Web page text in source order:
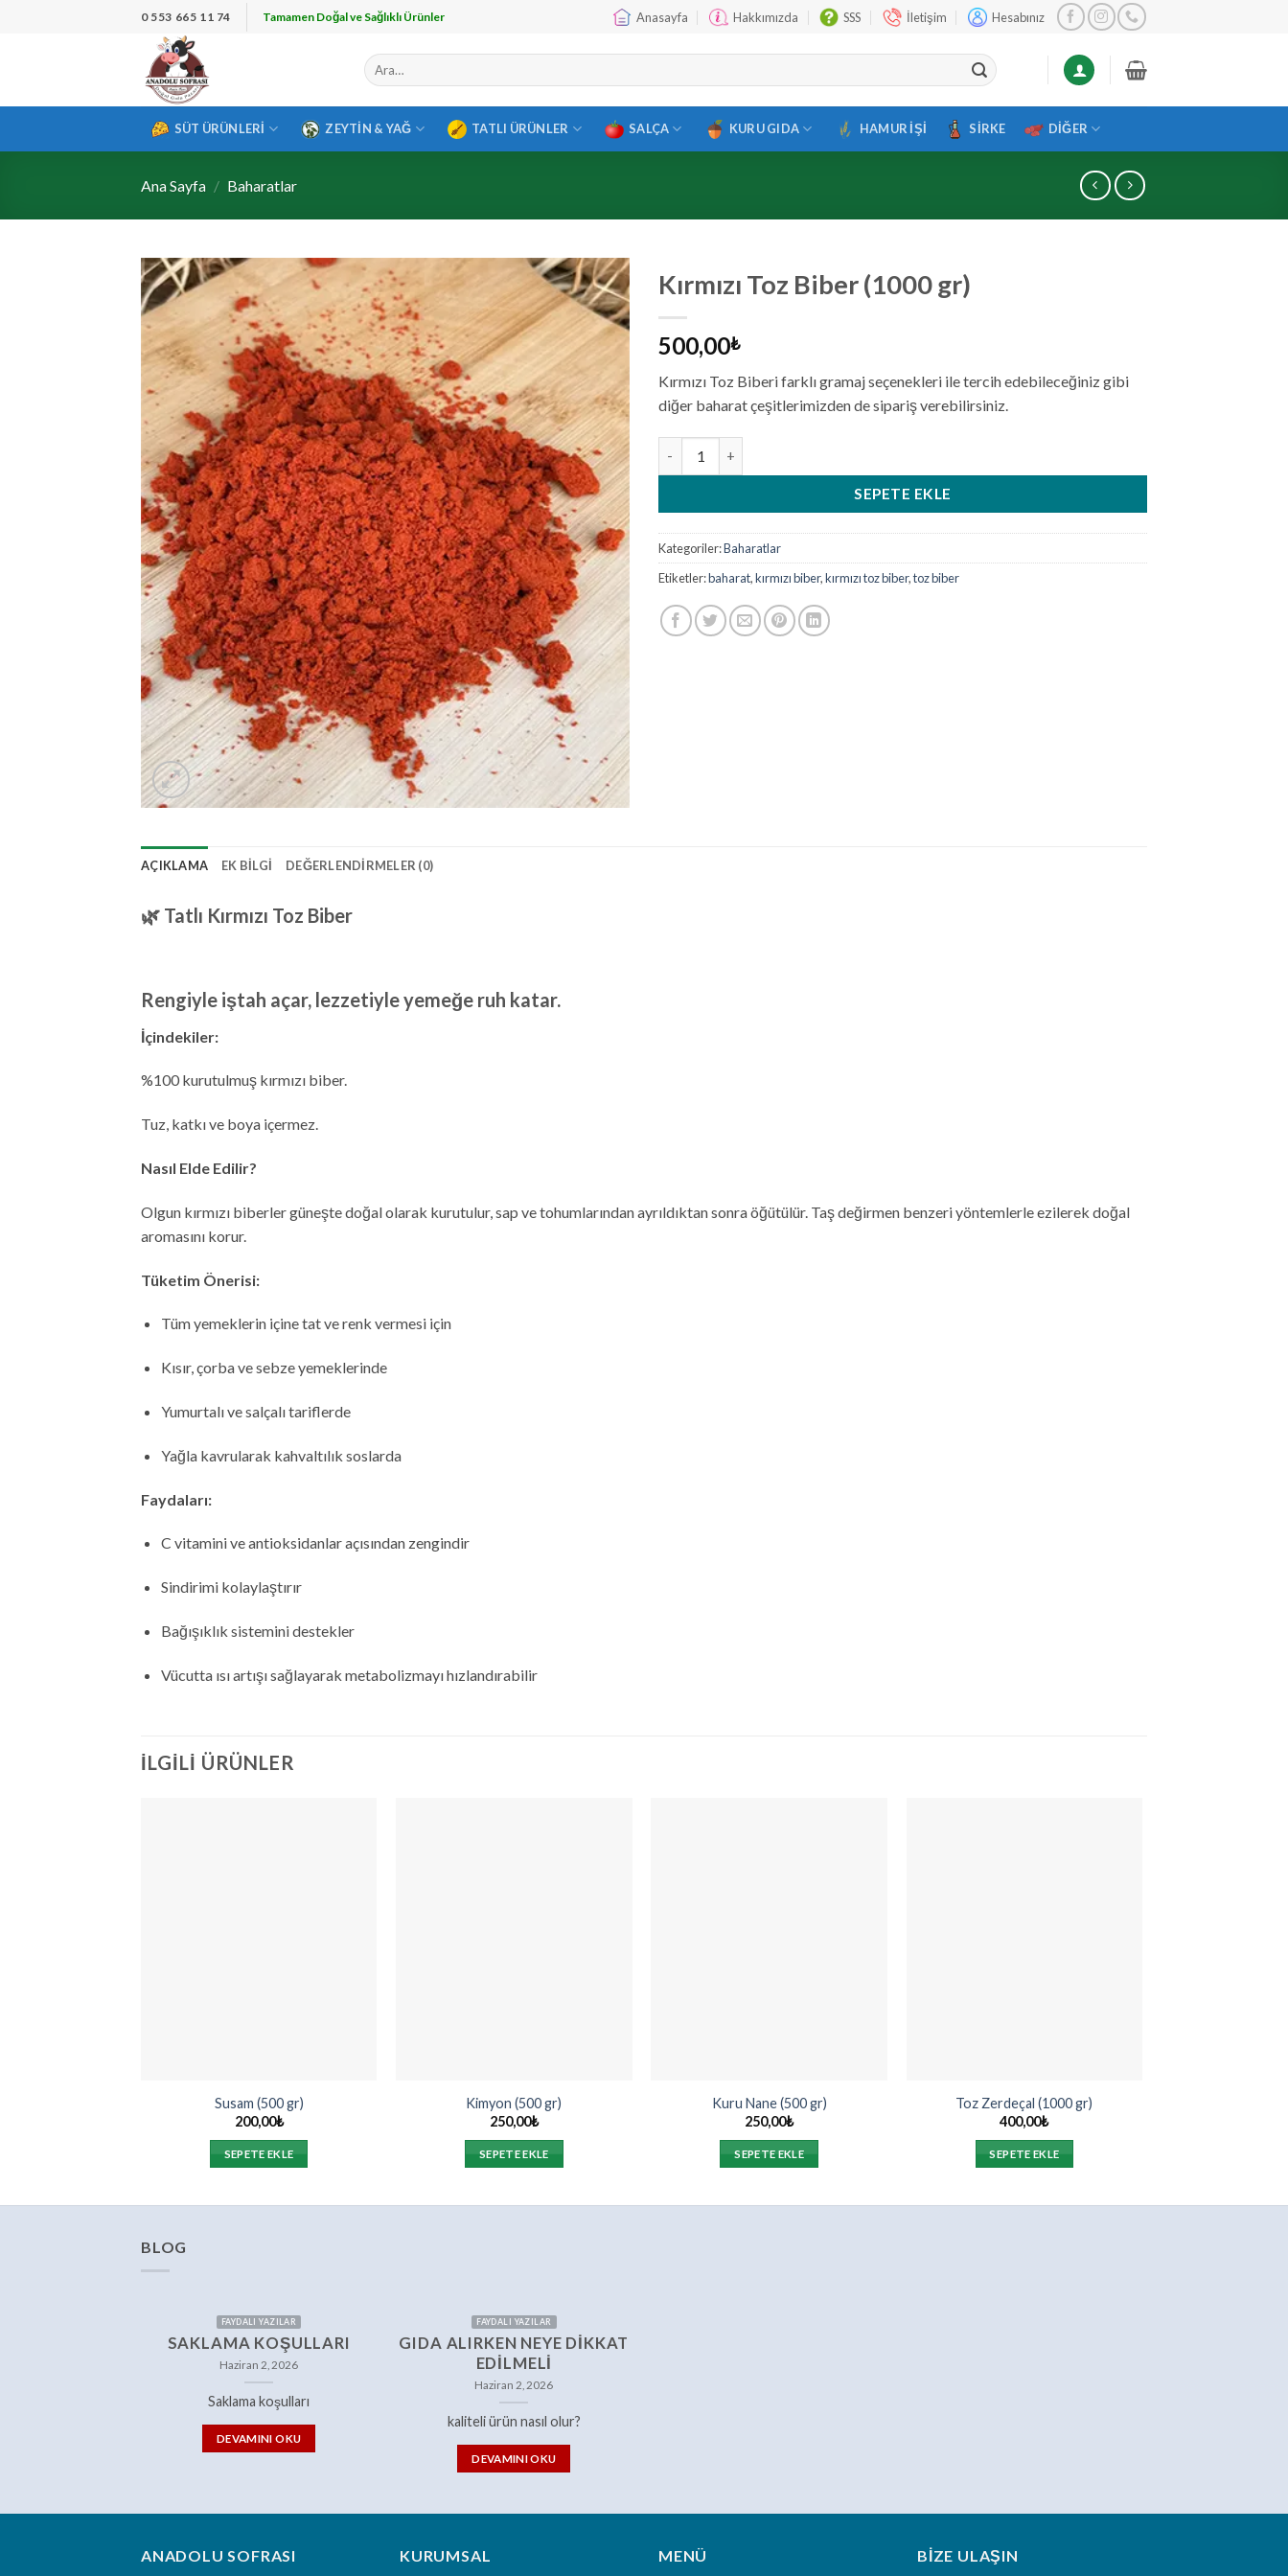
0 553 665 11 74 Tamamen Doğal ve Sağlıklı Ürünler Anasayfa Hakkımızda SSS İletişim Hesabınız
Ara:
SÜT ÜRÜNLERI ZEYTIN & YAĞ TATLI ÜRÜNLER SALÇA KURU GIDA HAMUR İŞI SIRKE DIĞER
Ana Sayfa / Baharatlar
Kırmızı Toz Biber (1000 gr)
500,00₺
Kırmızı Toz Biberi farklı gramaj seçenekleri ile tercih edebileceğiniz gibi
diğer baharat çeşitlerimizden de sipariş verebilirsiniz.
SEPETE EKLE
Kategoriler:Baharatlar
Etiketler:baharat,kırmızı biber,kırmızı toz biber,toz biber
AÇIKLAMA EK BILGI DEĞERLENDIRMELER (0)
🌿 Tatlı Kırmızı Toz Biber
Rengiyle iştah açar, lezzetiyle yemeğe ruh katar.
İçindekiler:
%100 kurutulmuş kırmızı biber.
Tuz, katkı ve boya içermez.
Nasıl Elde Edilir?
Olgun kırmızı biberler güneşte doğal olarak kurutulur, sap ve tohumlarından ayrıldıktan sonra öğütülür. Taş değirmen benzeri yöntemlerle ezilerek doğal
aromasını korur.
Tüketim Önerisi:
Tüm yemeklerin içine tat ve renk vermesi için
Kısır, çorba ve sebze yemeklerinde
Yumurtalı ve salçalı tariflerde
Yağla kavrularak kahvaltılık soslarda
Faydaları:
C vitamini ve antioksidanlar açısından zengindir
Sindirimi kolaylaştırır
Bağışıklık sistemini destekler
Vücutta ısı artışı sağlayarak metabolizmayı hızlandırabilir
İLGILI ÜRÜNLER
Susam (500 gr)
200,00₺
SEPETE EKLE
Kimyon (500 gr)
250,00₺
SEPETE EKLE
Kuru Nane (500 gr)
250,00₺
SEPETE EKLE
Toz Zerdeçal (1000 gr)
400,00₺
SEPETE EKLE
BLOG
FAYDALI YAZILAR
SAKLAMA KOŞULLARI
Haziran 2, 2026
Saklama koşulları
DEVAMINI OKU
FAYDALI YAZILAR
GIDA ALIRKEN NEYE DIKKAT
EDILMELI
Haziran 2, 2026
kaliteli ürün nasıl olur?
DEVAMINI OKU
ANADOLU SOFRASI KURUMSAL MENÜ BIZE ULAŞIN